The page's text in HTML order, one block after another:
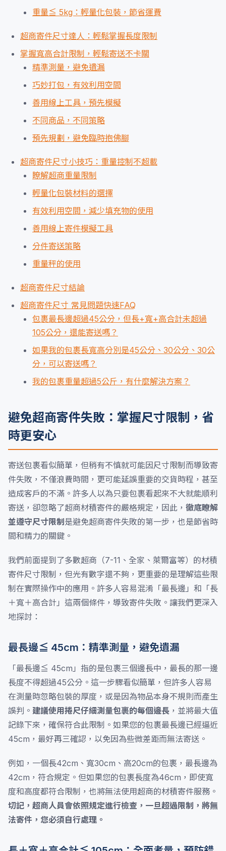
重量≦ 5kg：輕量化包裝，節省運費
超商寄件尺寸達人：輕鬆掌握長度限制
掌握寬高合計限制，輕鬆寄送不卡關
精準測量，避免遺漏
巧妙打包，有效利用空間
善用線上工具，預先模擬
不同商品，不同策略
預先規劃，避免臨時抱佛腳
超商寄件尺寸小技巧：重量控制不超載
瞭解超商重量限制
輕量化包裝材料的選擇
有效利用空間，減少填充物的使用
善用線上寄件模擬工具
分件寄送策略
重量秤的使用
超商寄件尺寸結論
超商寄件尺寸 常見問題快速FAQ
包裹最長邊超過45公分，但長+寬+高合計未超過
105公分，還能寄送嗎？
如果我的包裹長寬高分別是45公分、30公分、30公
分，可以寄送嗎？
我的包裹重量超過5公斤，有什麼解決方案？
避免超商寄件失敗：掌握尺寸限制，省
時更安心
寄送包裹看似簡單，但稍有不慎就可能因尺寸限制而導致寄
件失敗，不僅浪費時間，更可能延誤重要的交貨時程，甚至
造成客戶的不滿。許多人以為只要包裹看起來不大就能順利
寄送，卻忽略了超商材積寄件的嚴格規定，因此， 徹底瞭解
並遵守尺寸限制是避免超商寄件失敗的第一步，也是節省時
間和精力的關鍵。
我們前面提到了多數超商（7-11、全家、萊爾富等）的材積
寄件尺寸限制，但光有數字還不夠，更重要的是理解這些限
制在實際操作中的應用。許多人容易混淆「最長邊」和「長
＋寬＋高合計」這兩個條件，導致寄件失敗。讓我們更深入
地探討：
最長邊≦ 45cm：精準測量，避免遺漏
「最長邊≦ 45cm」指的是包裹三個邊長中，最長的那一邊
長度不得超過45公分。這一步驟看似簡單，但許多人容易
在測量時忽略包裝的厚度，或是因為物品本身不規則而產生
誤判。 建議使用捲尺仔細測量包裹的每個邊長 ，並將最大值
記錄下來，確保符合此限制。如果您的包裹最長邊已經逼近
45cm，最好再三確認，以免因為些微差距而無法寄送。
例如，一個長42cm、寬30cm、高20cm的包裹，最長邊為
42cm，符合規定。但如果您的包裹長度為46cm，即使寬
度和高度都符合限制，也將無法使用超商的材積寄件服務。
切記，超商人員會依照規定進行檢查，一旦超過限制，將無
法寄件，您必須自行處理。